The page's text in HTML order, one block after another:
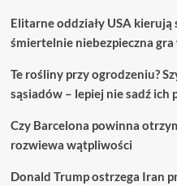
Elitarne oddziały USA kierują
śmiertelnie niebezpieczna
Te rośliny przy ogrodzeniu?
sąsiadów – lepiej nie sadź ich
Czy Barcelona powinna
rozwiewa wątpliwości
Donald Trump ostrzega Iran